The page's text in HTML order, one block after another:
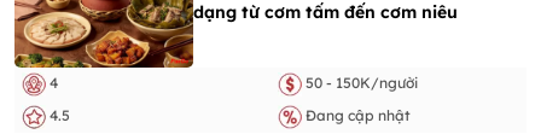
dạng từ cơm tấm đến cơm niêu
4
50 - 150K/người
4.5
Đang cập nhật